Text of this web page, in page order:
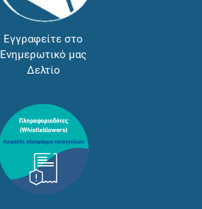
Εγγραφείτε στο
Ενημερωτικό μας
Δελτίο